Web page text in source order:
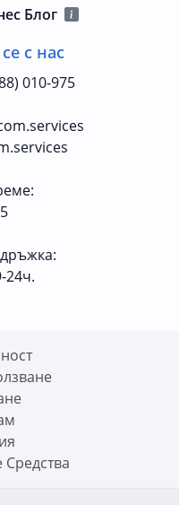
Блог
с нас
010-975
:
24ч.
Средства